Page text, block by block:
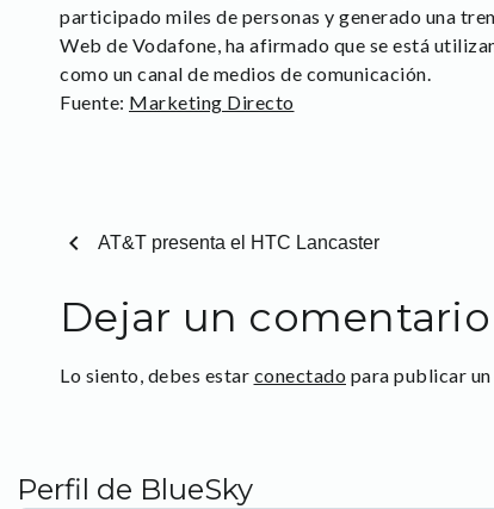
participado miles de personas y generado una
Web de Vodafone, ha afirmado que se está
como un canal de medios de comunicación.
Fuente: Marketing Directo
chevron_left AT&T presenta el HTC Lancaster
Dejar un comentario
Lo siento, debes estar conectado para publicar
Perfil de BlueSky